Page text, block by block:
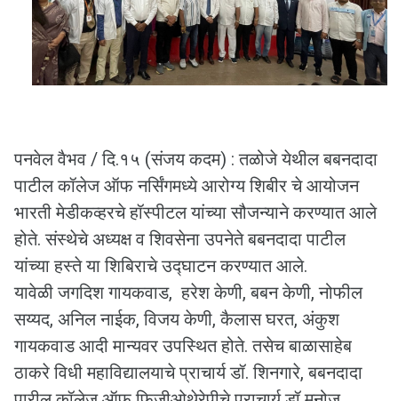
पनवेल वैभव / दि.१५ (संजय कदम) : तळोजे येथील बबनदादा
पाटील कॉलेज ऑफ नर्सिंगमध्ये आरोग्य शिबीर चे आयोजन
भारती मेडीकव्हरचे हॉस्पीटल यांच्या सौजन्याने करण्यात आले
होते. संस्थेचे अध्यक्ष व शिवसेना उपनेते बबनदादा पाटील
यांच्या हस्ते या शिबिराचे उद्घाटन करण्यात आले.
यावेळी जगदिश गायकवाड, हरेश केणी, बबन केणी, नोफील
सय्यद, अनिल नाईक, विजय केणी, कैलास घरत, अंकुश
गायकवाड आदी मान्यवर उपस्थित होते. तसेच बाळासाहेब
ठाकरे विधी महाविद्यालयाचे प्राचार्य डॉ. शिनगारे, बबनदादा